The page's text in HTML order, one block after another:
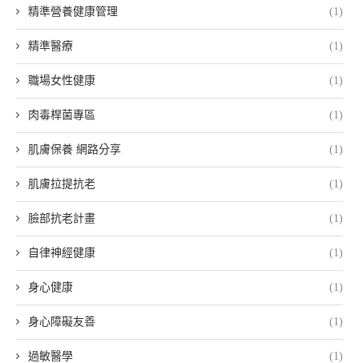
精準營養健康管理 (1)
精準醫療 (1)
職場女性健康 (1)
肉毒桿菌專區 (1)
肌膚保養 網路分享 (1)
肌膚拉提抗老 (1)
臉部抗老計畫 (1)
自律神經健康 (1)
身心健康 (1)
身心障礙友善 (1)
過敏醫學 (1)